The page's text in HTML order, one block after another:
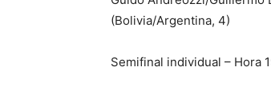
(Bolivia/Argentina, 4)
Semifinal individual – Hora